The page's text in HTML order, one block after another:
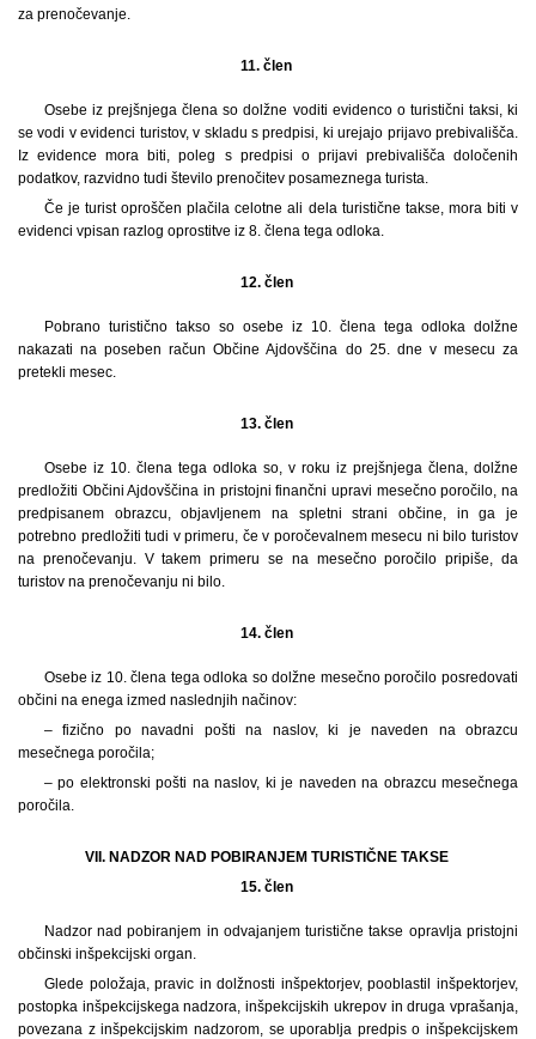
za prenočevanje.
11. člen
Osebe iz prejšnjega člena so dolžne voditi evidenco o turistični taksi, ki
se vodi v evidenci turistov, v skladu s predpisi, ki urejajo prijavo prebivališča.
Iz evidence mora biti, poleg s predpisi o prijavi prebivališča določenih
podatkov, razvidno tudi število prenočitev posameznega turista.
Če je turist oproščen plačila celotne ali dela turistične takse, mora biti v
evidenci vpisan razlog oprostitve iz 8. člena tega odloka.
12. člen
Pobrano turistično takso so osebe iz 10. člena tega odloka dolžne
nakazati na poseben račun Občine Ajdovščina do 25. dne v mesecu za
pretekli mesec.
13. člen
Osebe iz 10. člena tega odloka so, v roku iz prejšnjega člena, dolžne
predložiti Občini Ajdovščina in pristojni finančni upravi mesečno poročilo, na
predpisanem obrazcu, objavljenem na spletni strani občine, in ga je
potrebno predložiti tudi v primeru, če v poročevalnem mesecu ni bilo turistov
na prenočevanju. V takem primeru se na mesečno poročilo pripiše, da
turistov na prenočevanju ni bilo.
14. člen
Osebe iz 10. člena tega odloka so dolžne mesečno poročilo posredovati
občini na enega izmed naslednjih načinov:
– fizično po navadni pošti na naslov, ki je naveden na obrazcu
mesečnega poročila;
– po elektronski pošti na naslov, ki je naveden na obrazcu mesečnega
poročila.
VII. NADZOR NAD POBIRANJEM TURISTIČNE TAKSE
15. člen
Nadzor nad pobiranjem in odvajanjem turistične takse opravlja pristojni
občinski inšpekcijski organ.
Glede položaja, pravic in dolžnosti inšpektorjev, pooblastil inšpektorjev,
postopka inšpekcijskega nadzora, inšpekcijskih ukrepov in druga vprašanja,
povezana z inšpekcijskim nadzorom, se uporablja predpis o inšpekcijskem